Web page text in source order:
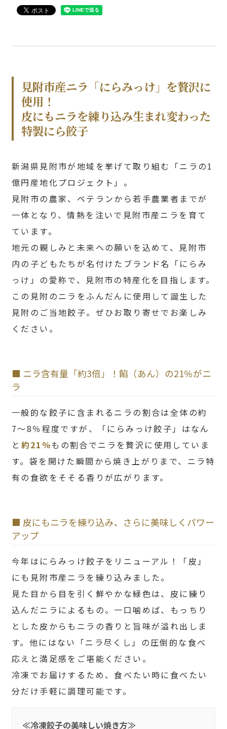
見附市産ニラ「にらみっけ」を贅沢に
使用！
皮にもニラを練り込み生まれ変わった
特製にら餃子
新潟県見附市が地域を挙げて取り組む「ニラの1
億円産地化プロジェクト」。
見附市の農家、ベテランから若手農業者までが
一体となり、情熱を注いで見附市産ニラを育て
ています。
地元の親しみと未来への願いを込めて、見附市
内の子どもたちが名付けたブランド名「にらみ
っけ」の愛称で、見附市の特産化を目指します。
この見附のニラをふんだんに使用して誕生した
見附のご当地餃子。ぜひお取り寄せでお楽しみ
ください。
■ ニラ含有量「約3倍」！餡（あん）の21％がニ
ラ
一般的な餃子に含まれるニラの割合は全体の約
7〜8％程度ですが、「にらみっけ餃子」はなん
と 約21％もの割合でニラを贅沢に使用していま
す。袋を開けた瞬間から焼き上がりまで、ニラ特
有の食欲をそそる香りが広がります。
■ 皮にもニラを練り込み、さらに美味しくパワー
アップ
今年はにらみっけ餃子をリニューアル！「皮」
にも見附市産ニラを練り込みました。
見た目から目を引く鮮やかな緑色は、皮に練り
込んだニラによるもの。一口噛めば、もっちり
とした皮からもニラの香りと旨味が溢れ出しま
す。他にはない「ニラ尽くし」の圧倒的な食べ
応えと満足感をご堪能ください。
冷凍でお届けするため、食べたい時に食べたい
分だけ手軽に調理可能です。
≪冷凍餃子の美味しい焼き方≫